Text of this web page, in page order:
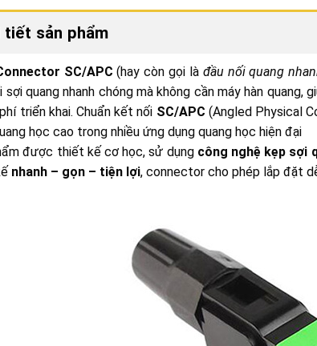
tiết sản phẩm
SC/APC (hay còn gọi là đầu nối quang
sợi quang nhanh chóng mà không cần máy hàn
triển khai. Chuẩn kết nối SC/APC (Angled Physical
học cao trong nhiều ứng dụng quang học hiện đại
được thiết kế cơ học, sử dụng công nghệ kẹp sợi
nhanh – gọn – tiện lợi, connector cho phép lắp đặt